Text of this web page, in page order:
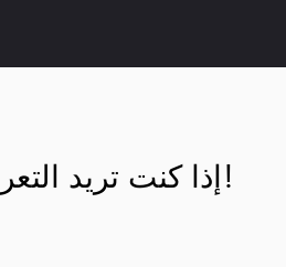
إذا كنت تريد التعرف علينا، يرجى الاتصال بنا!